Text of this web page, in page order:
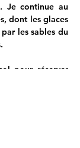
Je continue au
dont les glaces
les sables du
pour réserver